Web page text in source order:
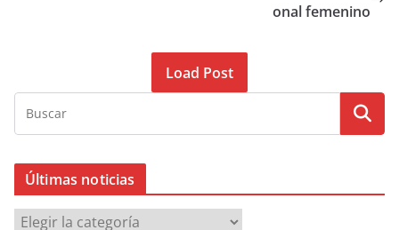
onal femenino
Load Post
Últimas noticias
Ú